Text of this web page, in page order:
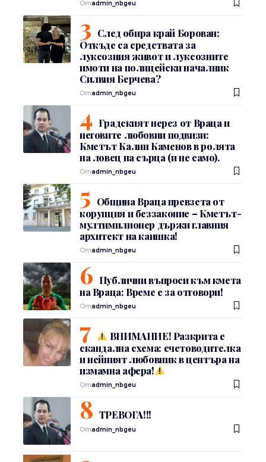
Отadmin_nbgeu
След обира край Борован:
Откъде са средствата за
луксозния живот и луксозните
имоти на полицейски началник
Силвия Берчева?
Отadmin_nbgeu
Градският нерез от Враца и
неговите любовни подвизи:
Кметът Калин Каменов в ролята
на ловец на сърца (и не само).
Отadmin_nbgeu
Община Враца превзета от
корупция и беззаконие – Кметът-
мултимилионер държи главния
архитект на каишка!
Отadmin_nbgeu
Публични въпроси към кмета
на Враца: Време е за отговори!
Отadmin_nbgeu
ВНИМАНИЕ! Разкрита е
скандална схема: счетоводителка
и нейният любовник в центъра на
измамна афера!
Отadmin_nbgeu
ТРЕВОГА!!!
Отadmin_nbgeu